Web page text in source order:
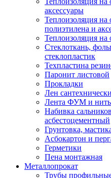
аксессуары
Теплоизоляция на
полиэтилена и
Теплоизоляция на
Стеклоткань,
стеклопластик
Техпластина
Паронит листовой
Прокладки
Лен
Лента ФУМ и нить
Набивка
асбестоцементный
Грунтовка,
Асбокартон и
Герметики
Пена монтажная
Металлопрокат
Трубы